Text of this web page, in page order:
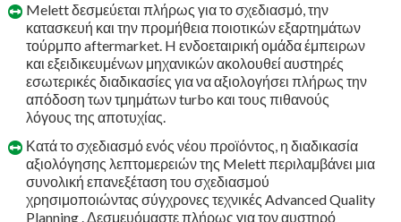
Melett δεσμεύεται πλήρως για το σχεδιασμό, την
κατασκευή και την προμήθεια ποιοτικών εξαρτημάτων
τούρμπο aftermarket. H ενδοεταιρική ομάδα έμπειρων
και εξειδικευμένων μηχανικών ακολουθεί αυστηρές
εσωτερικές διαδικασίες για να αξιολογήσει πλήρως την
απόδοση των τμημάτων turbo και τους πιθανούς
λόγους της αποτυχίας.
Κατά το σχεδιασμό ενός νέου προϊόντος, η διαδικασία
αξιολόγησης λεπτομερειών της Melett περιλαμβάνει μια
συνολική επανεξέταση του σχεδιασμού
χρησιμοποιώντας σύγχρονες τεχνικές Advanced Quality
Planning . Δεσμευόμαστε πλήρως για τον αυστηρό